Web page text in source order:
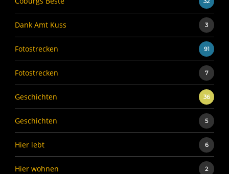
Dank Amt Kuss 3
Fotostrecken 91
Fotostrecken 7
Geschichten 36
Geschichten 5
Hier lebt 6
Hier wohnen 2